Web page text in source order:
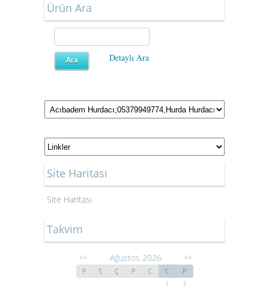
Ürün Ara
Detaylı Ara
Site Haritası
Site Haritası
Takvim
<< Ağustos 2026 >>
P S Ç P C C P
1
2